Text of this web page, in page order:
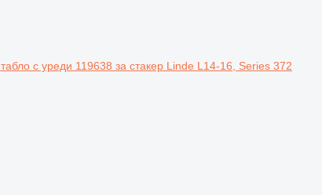
табло с уреди 119638 за стакер Linde L14-16, Series 372